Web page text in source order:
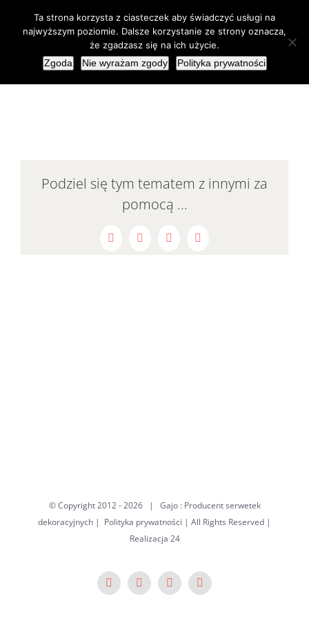
Podziel się tym tematem z innymi za
pomocą ...
FacebookLinkedInPinterestEmail
© Copyright 2012 -2026 | Gajo : Producent serwetek
dekoracyjnych | Polityka prywatności | All Rights Reserved |
Realizacja 24
Facebook
X PinterestYouTube
Ta strona korzysta z ciasteczek aby świadczyć usługi na
najwyższym poziomie. Dalsze korzystanie ze strony oznacza,
że zgadzasz się na ich użycie.
Zgoda
Nie wyrażam zgody Polityka prywatności